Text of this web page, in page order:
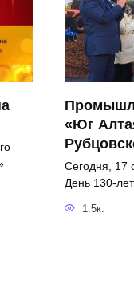
«Юг
Сегодня, 17
День 130-
1.5к.